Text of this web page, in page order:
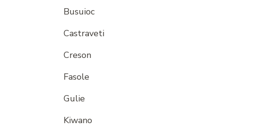
Busuioc
Castraveti
Creson
Fasole
Gulie
Kiwano